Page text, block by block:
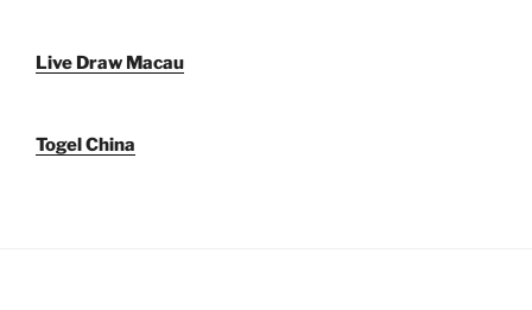
Live Draw Macau
Togel China